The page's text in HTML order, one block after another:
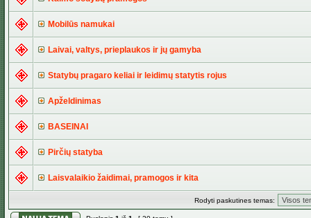
Mobilūs namukai
Laivai, valtys, prieplaukos ir jų gamyba
Statybų pragaro keliai ir leidimų statytis rojus
Apželdinimas
BASEINAI
Pirčių statyba
Laisvalaikio žaidimai, pramogos ir kita
Rodyti paskutines temas: